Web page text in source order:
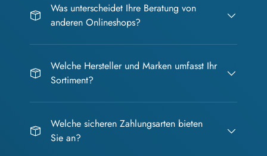
Was unterscheidet Ihre Beratung von
anderen Onlineshops?
Welche Hersteller und Marken umfasst Ihr
Sortiment?
Welche sicheren Zahlungsarten bieten
Sie an?